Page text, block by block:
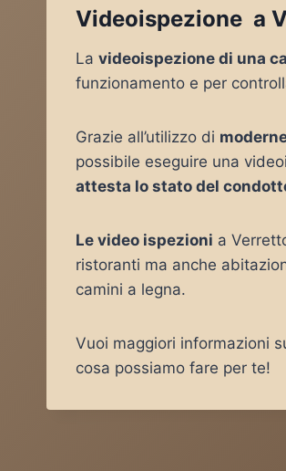
Videoispezione a
La videoispezione di una
funzionamento e per
Grazie all’utilizzo di
possibile eseguire una
attesta lo stato del
Le video ispezioni a
ristoranti ma anche
camini a legna.
Vuoi maggiori informazioni
cosa possiamo fare per te!